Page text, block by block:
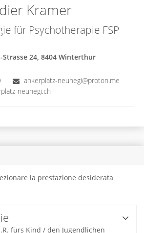
Kramer
für Psychotherapie FSP
Strasse 24, 8404 Winterthur
ankerplatz-neuhegi@proton.me
neuhegi.ch
la prestazione desiderata
fürs Kind / den Jugendlichen